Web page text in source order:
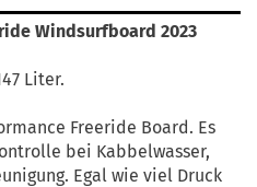
Windsurfboard 2023
Liter.
Freeride Board. Es
bei Kabbelwasser,
Egal wie viel Druck